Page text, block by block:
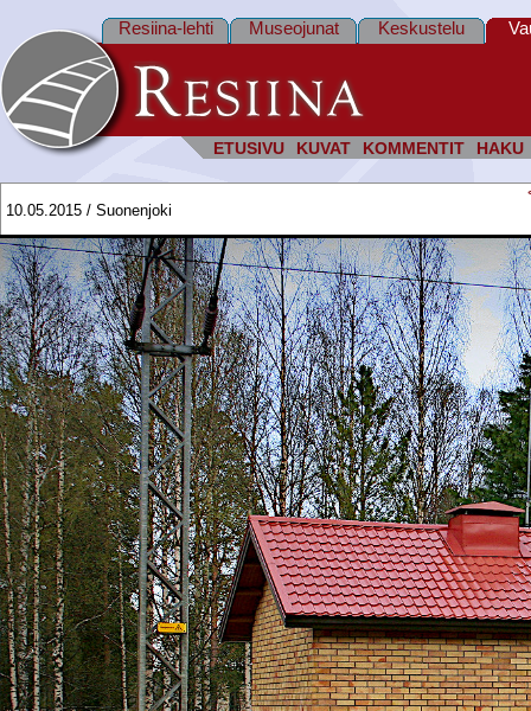
ETUSIVU KUVAT KOMMENTIT HAKU
Resiina-lehti Museojunat Keskustelu
10.05.2015 / Suonenjoki